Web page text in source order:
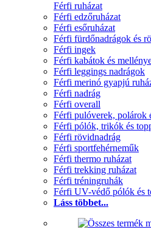
Férfi ruházat
Férfi edzőruházat
Férfi esőruházat
Férfi fürdőnadrágok és
Férfi ingek
Férfi kabátok és
Férfi leggings nadrágok
Férfi merinó gyapjú
Férfi nadrág
Férfi overall
Férfi pulóverek, polárok
Férfi pólók, trikók és
Férfi rövidnadrág
Férfi sportfehérneműk
Férfi thermo ruházat
Férfi trekking ruházat
Férfi tréningruhák
Férfi UV-védő pólók és
Láss többet...